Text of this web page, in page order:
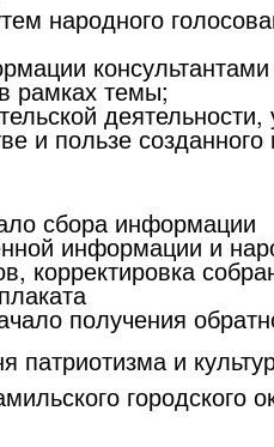
народного
консультантами
рамках темы;
и пользе созданного
сбора информации
информации и
корректировка
получения
патриотизма и
городского